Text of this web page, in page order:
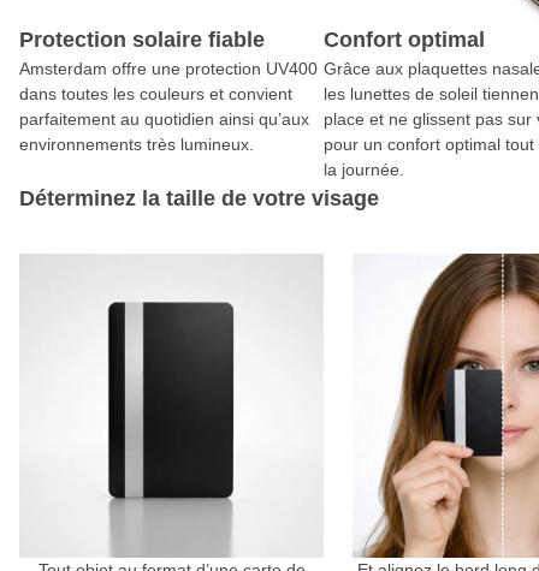
Protection solaire fiable
Amsterdam offre une protection UV400
dans toutes les couleurs et convient
parfaitement au quotidien ainsi qu’aux
environnements très lumineux.
Confort optimal
Grâce aux plaquettes
les lunettes de soleil
place et ne glissent pas sur
pour un confort optimal
la journée.
Déterminez la taille de votre visage